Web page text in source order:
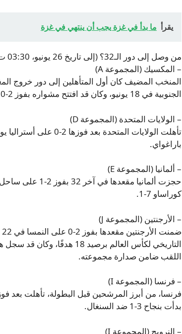
يقرأ ما بدأ في غزة يجب أن ينتهي في غزة
من وصل إلى دور الـ32؟ (إلى تاريخ 26 يونيو، 03:30 ت.غ.)
– المكسيك (المجموعة A)
الجنوبية في 18 يونيو، وكان قد افتتح مشواره بفوز 2-0 على جنوب أفريقيا في افتتاح البطولة.
– الولايات المتحدة (المجموعة D)
باراغواي.
– ألمانيا (المجموعة E)
كوراساو 7-1.
– الأرجنتين (المجموعة J)
اللقب ضامن صدارة مجموعته.
– فرنسا (المجموعة I)
بدأت بنجاح 3-1 ضد السنغال.
– النرويج (المجموعة I)